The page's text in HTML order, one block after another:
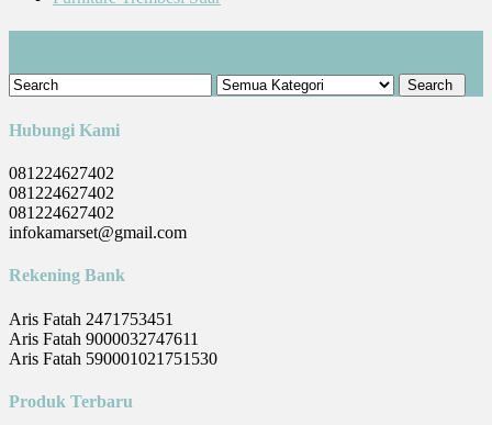
Hubungi Kami
081224627402
081224627402
081224627402
infokamarset@gmail.com
Rekening Bank
Aris Fatah 2471753451
Aris Fatah 9000032747611
Aris Fatah 590001021751530
Produk Terbaru